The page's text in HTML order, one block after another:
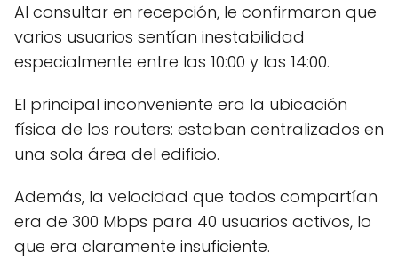
Al consultar en recepción, le confirmaron que
varios usuarios sentían inestabilidad
especialmente entre las 10:00 y las 14:00.
El principal inconveniente era la ubicación
física de los routers: estaban centralizados en
una sola área del edificio.
Además, la velocidad que todos compartían
era de 300 Mbps para 40 usuarios activos, lo
que era claramente insuficiente.